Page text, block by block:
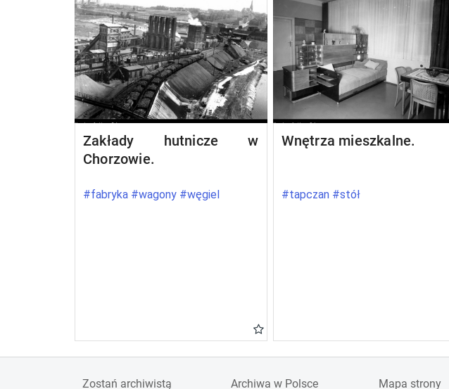
Zakłady hutnicze w
Chorzowie.
#fabryka #wagony #węgiel
Wnętrza mieszkalne.
#tapczan #stół
Zostań archiwistą Archiwa w Polsce Mapa strony